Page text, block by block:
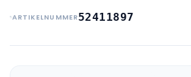
ARTIKELNUMMER52411897